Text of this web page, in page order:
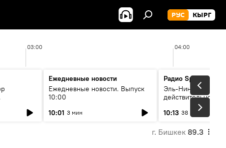
РУС КЫРГ
03:00 04:00
Ежедневные новости
Ежедневные новости. Выпуск
10:00
10:01 3 мин
Радио Sputnik
Эль-Ниньо, жара и
действительно
погоду в
10:13 38 мин
г. Бишкек 89.3